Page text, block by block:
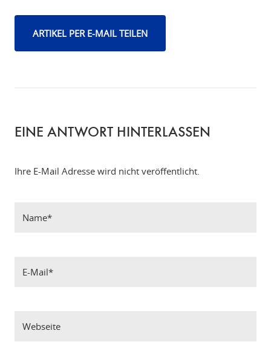
ARTIKEL PER E-MAIL TEILEN
EINE ANTWORT HINTERLASSEN
Ihre E-Mail Adresse wird nicht veröffentlicht.